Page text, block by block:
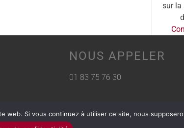
sur la
NOUS APPELER
01 83 75 76 30
web. Si vous continuez à utiliser ce site, nous